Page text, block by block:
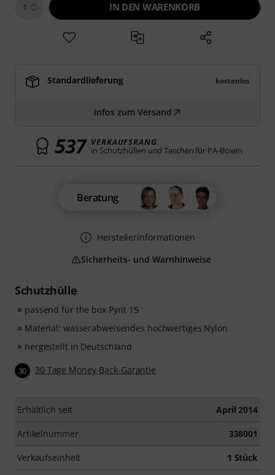
Schutzhülle
passend für the box Pyrit 15
Material: wasserabweisendes hochwertiges Nylon
hergestellt in Deutschland
30 30 Tage Money-Back-Garantie
Erhältlich seit April 2014
Artikelnummer 338001
Verkaufseinheit 1 Stück
1 IN DEN WARENKORB
Standardlieferung kostenlos
Infos zum Versand
537 VERKAUFSRANG
in Schutzhüllen und Taschen für PA-Boxen
Beratung
Herstellerinformationen
Sicherheits- und Warnhinweise